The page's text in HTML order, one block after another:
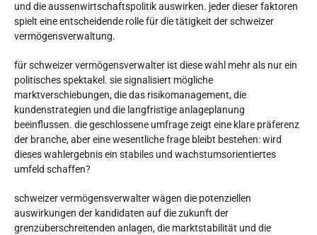
und die aussenwirtschaftspolitik auswirken. jeder dieser faktoren
spielt eine entscheidende rolle für die tätigkeit der schweizer
vermögensverwaltung.
für schweizer vermögensverwalter ist diese wahl mehr als nur ein
politisches spektakel. sie signalisiert mögliche
marktverschiebungen, die das risikomanagement, die
kundenstrategien und die langfristige anlageplanung
beeinflussen. die geschlossene umfrage zeigt eine klare präferenz
der branche, aber eine wesentliche frage bleibt bestehen: wird
dieses wahlergebnis ein stabiles und wachstumsorientiertes
umfeld schaffen?
schweizer vermögensverwalter wägen die potenziellen
auswirkungen der kandidaten auf die zukunft der
grenzüberschreitenden anlagen, die marktstabilität und die